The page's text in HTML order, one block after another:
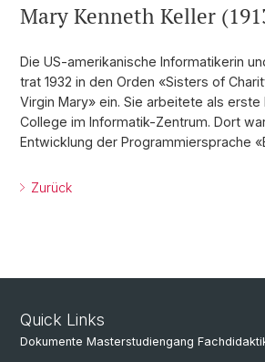
Mary Kenneth Keller
Die US-amerikanische Informatikerin
trat 1932 in den Orden «Sisters of
Virgin Mary» ein. Sie arbeitete als erste
College im Informatik-Zentrum. Dort
Entwicklung der Programmiersprache
Zurück
Quick Links
Dokumente Masterstudiengang